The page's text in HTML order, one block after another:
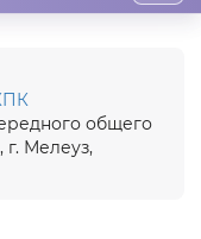
общего
Мелеуз,